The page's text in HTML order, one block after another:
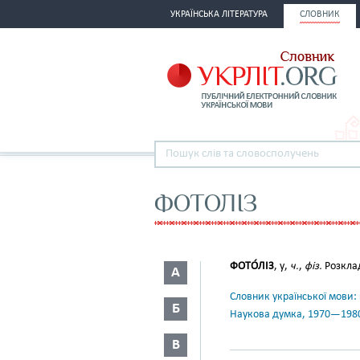
УКРАЇНСЬКА ЛІТЕРАТУРА СЛОВНИК
ФОТОЛІЗ
А
Б
В
ФОТО́ЛІЗ, у, ч., фіз.
Словник української
Наукова думка,